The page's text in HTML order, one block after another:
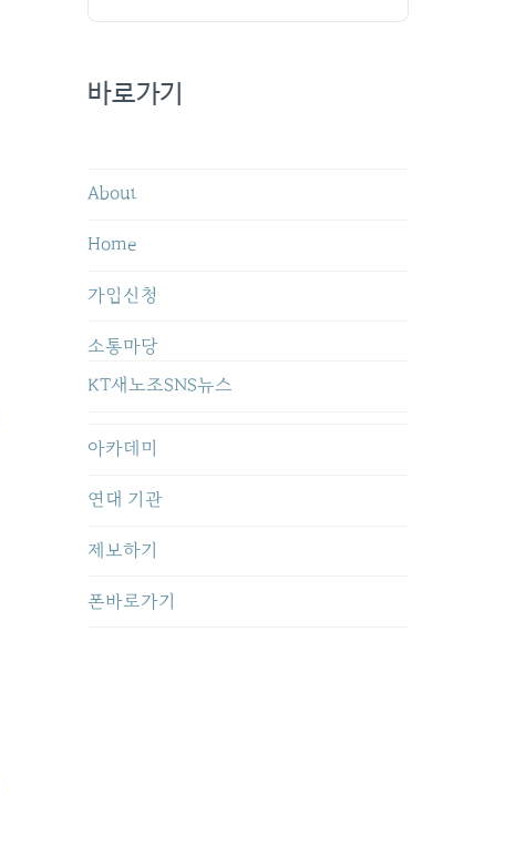
바로가기
About
Home
가입신청
소통마당
KT새노조SNS뉴스
아카데미
연대 기관
제보하기
폰바로가기